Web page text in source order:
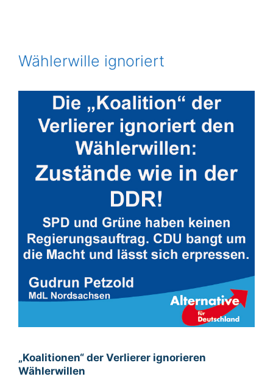
Wählerwille ignoriert
„Koalitionen“ der Verlierer ignorieren
Wählerwillen